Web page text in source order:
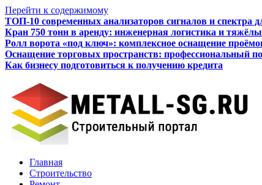
Перейти к содержимому
ТОП-10 современных анализаторов сигналов и спектра
Кран 750 тонн в аренду: инженерная логистика и
Ролл ворота «под ключ»: комплексное оснащение
Оснащение торговых пространств: профессиональный
Как бизнесу подготовиться к получению кредита
Главная
Строительство